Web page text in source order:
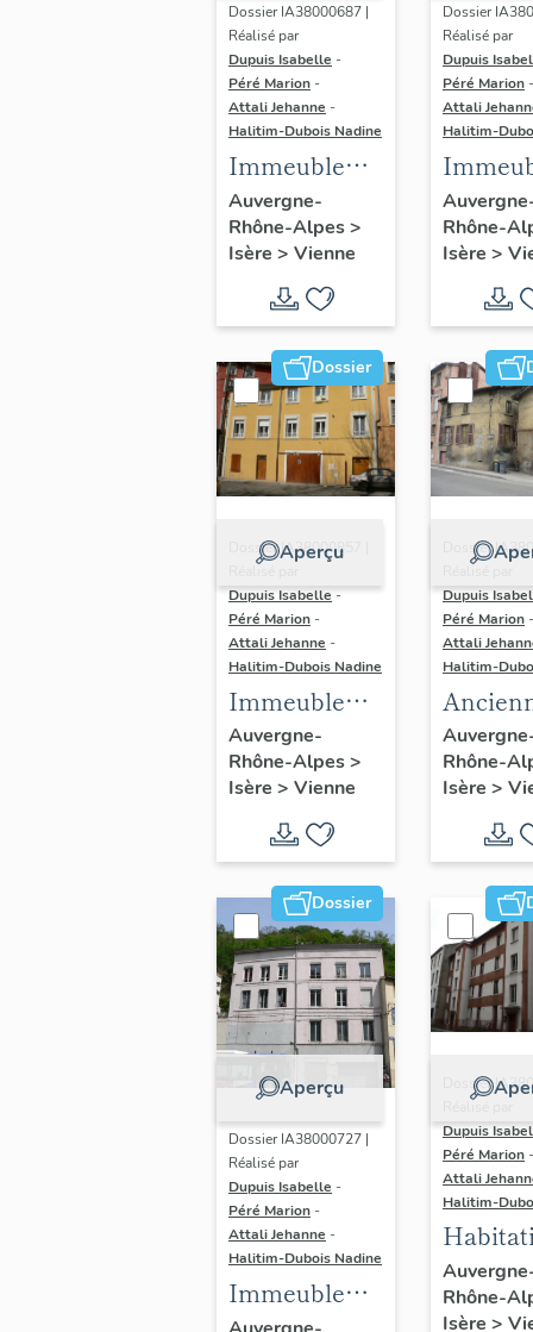
Dossier IA38000687 |
Réalisé par
Dupuis Isabelle -
Péré Marion -
Attali Jehanne -
Halitim-Dubois Nadine
Immeuble
d'habitation
Auvergne-
Rhône-Alpes>
Isère > Vienne
Dossier
Réalisé par
Dupuis
Péré Marion -
Attali
Halitim-
Rhône-
Isère >
Dossier
Aperçu
Dossier IA38000857 |
Dupuis Isabelle-
Péré Marion -
Attali Jehanne -
Halitim-Dubois Nadine
Immeuble
d'habitation
Auvergne-
Rhône-Alpes>
Isère > Vienne
Dossier
Dupuis
Péré Marion -
Attali
Halitim-
et
atelier
Rhône-
Isère >
Dossier
Aperçu
Dossier IA38000727 |
Réalisé par
Dupuis Isabelle -
Péré Marion -
Attali Jehanne -
Halitim-Dubois Nadine
Immeuble
Dossier
Réalisé par
Dupuis
Péré Marion -
Attali
Halitim-
Bon
puis
Rhône-
Isère >